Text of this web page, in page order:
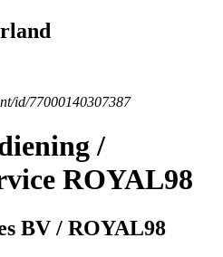
/
ROYAL98
BV / ROYAL98